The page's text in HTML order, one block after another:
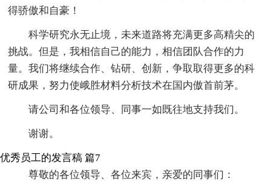
得骄傲和自豪！
科学研究永无止境，未来道路将充满更多高精尖的
挑战。但是，我相信自己的能力，相信团队合作的力
量。我们将继续合作、钻研、创新，争取取得更多的科
研成果，努力使峨胜材料分析技术在国内傲首前茅。
请公司和各位领导、同事一如既往地支持我们。
谢谢。
优秀员工的发言稿 篇7
尊敬的各位领导、各位来宾，亲爱的同事们：